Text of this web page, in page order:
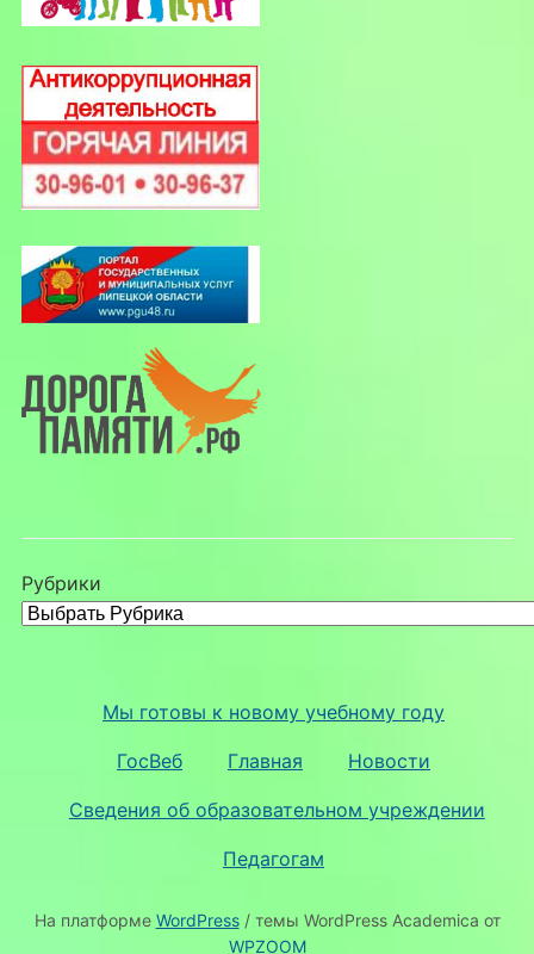
Рубрики
Мы готовы к новому учебному году
ГосВеб Главная Новости
Сведения об образовательном учреждении
Педагогам
На платформе WordPress/ темы WordPress Academica от
WPZOOM